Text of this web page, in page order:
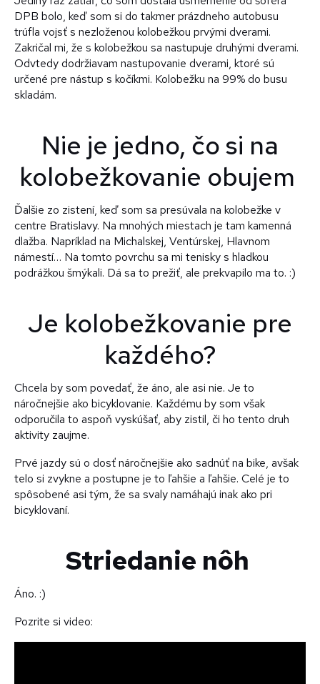
DPB bolo, keď som si do takmer prázdneho autobusu
trúfla vojsť s nezloženou kolobežkou prvými dverami.
Zakričal mi, že s kolobežkou sa nastupuje druhými dverami.
Odvtedy dodržiavam nastupovanie dverami, ktoré sú
určené pre nástup s kočíkmi. Kolobežku na 99% do busu
skladám.
Nie je jedno, čo si na
kolobežkovanie obujem
Ďalšie zo zistení, keď som sa presúvala na kolobežke v
centre Bratislavy. Na mnohých miestach je tam kamenná
dlažba. Napríklad na Michalskej, Ventúrskej, Hlavnom
námestí… Na tomto povrchu sa mi tenisky s hladkou
podrážkou šmýkali. Dá sa to prežiť, ale prekvapilo ma to. :)
Je kolobežkovanie pre
každého?
Chcela by som povedať, že áno, ale asi nie. Je to
náročnejšie ako bicyklovanie. Každému by som však
odporučila to aspoň vyskúšať, aby zistil, či ho tento druh
aktivity zaujme.
Prvé jazdy sú o dosť náročnejšie ako sadnúť na bike, avšak
telo si zvykne a postupne je to ľahšie a ľahšie. Celé je to
spôsobené asi tým, že sa svaly namáhajú inak ako pri
bicyklovaní.
Striedanie nôh
Áno. :)
Pozrite si video: